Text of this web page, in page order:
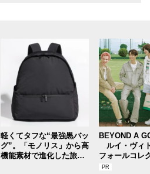
軽くてタフな“最強黒バッ
グ”。「モノリス」から高
機能素材で進化した旅行
BEYOND A
ルイ・ヴィ
フォールコレ
描くプレッピ